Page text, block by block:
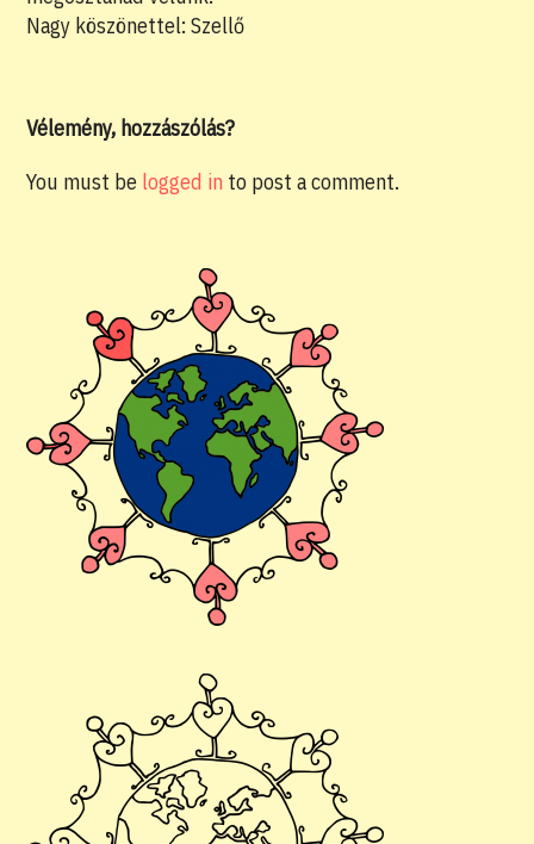
Nagy köszönettel: Szellő
Vélemény, hozzászólás?
You must be logged in to post a comment.